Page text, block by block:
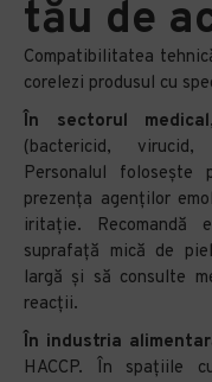
tău de
Compatibilitatea
corelezi produsul cu
În sectorul medical
(bactericid,
Personalul
prezența agenților
iritație. Recomandă
suprafață mică de
largă și să consulte
reacții.
În industria
HACCP. În spațiile